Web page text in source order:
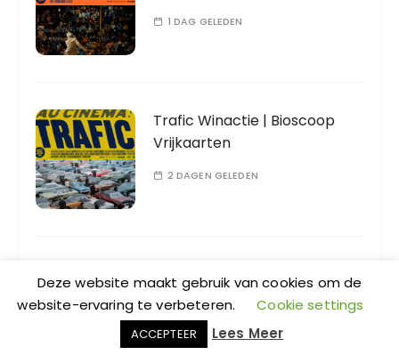
1 DAG GELEDEN
Trafic Winactie | Bioscoop
Vrijkaarten
2 DAGEN GELEDEN
Playtime Winactie | Bioscoop
Vrijkaarten
2 DAGEN GELEDEN
Deze website maakt gebruik van cookies om de
website-ervaring te verbeteren.
Cookie settings
ACCEPTEER Lees Meer